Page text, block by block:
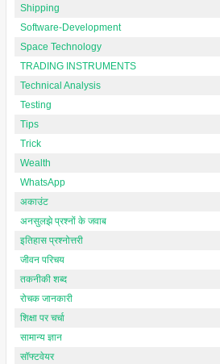
Shipping
Software-Development
Space Technology
TRADING INSTRUMENTS
Technical Analysis
Testing
Tips
Trick
Wealth
WhatsApp
अकाउंट
अनसुलझे प्रश्नों के जवाब
इतिहास प्रश्नोत्तरी
जीवन परिचय
तकनीकी शब्द
रोचक जानकारी
शिक्षा पर चर्चा
सामान्य ज्ञान
सॉफ्टवेयर